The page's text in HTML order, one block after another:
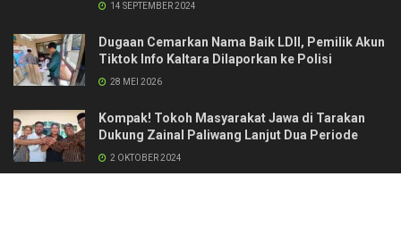
14 SEPTEMBER 2024
Dugaan Cemarkan Nama Baik LDII, Pemilik Akun
Tiktok Info Kaltara Dilaporkan ke Polisi
28 MEI 2026
Kompak! Tokoh Masyarakat Jawa di Tarakan
Dukung Zainal Paliwang Lanjut Dua Periode
2 OKTOBER 2024